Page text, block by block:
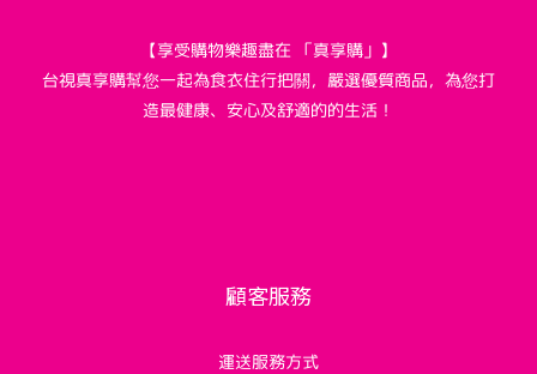
【享受購物樂趣盡在 「真享購」】
台視真享購幫您一起為食衣住行把關，嚴選優質商品，為您打
造最健康、安心及舒適的的生活！
顧客服務
運送服務方式